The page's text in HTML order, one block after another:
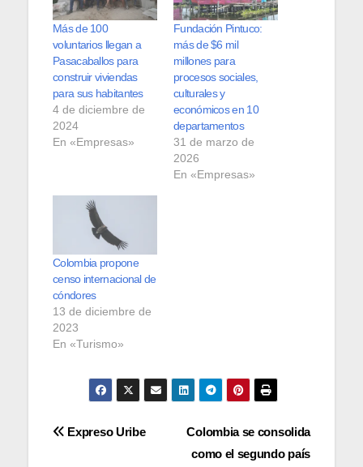
Más de 100
voluntarios llegan a
Pasacaballos para
construir viviendas
para sus habitantes
4 de diciembre de
2024
En «Empresas»
Fundación Pintuco:
más de $6 mil
millones para
procesos sociales,
culturales y
económicos en 10
departamentos
31 de marzo de
2026
En «Empresas»
Colombia propone
censo internacional de
cóndores
13 de diciembre de
2023
En «Turismo»
NavegaciónColombia se consolida
como el segundo país
Expreso Uribe